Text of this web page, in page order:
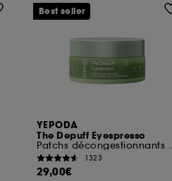
YEPODA
The Depuff Eyespresso
Patchs
1323
29,00€
Best seller